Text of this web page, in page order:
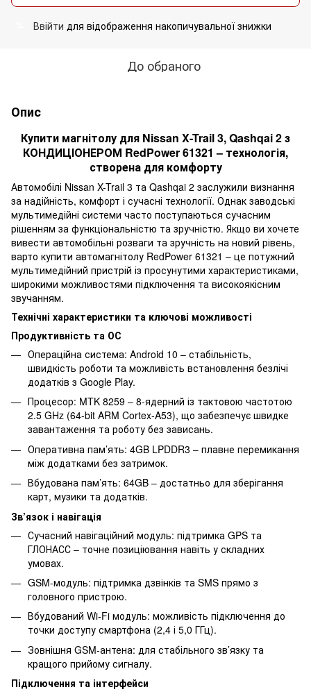
Ввійти для відображення накопичувальної знижки
До обраного
Опис
Купити магнітолу для Nissan X-Trail 3, Qashqai 2 з
КОНДИЦІОНЕРОМ RedPower 61321 – технологія,
створена для комфорту
Автомобілі Nissan X-Trail 3 та Qashqai 2 заслужили визнання
за надійність, комфорт і сучасні технології. Однак заводські
мультимедійні системи часто поступаються сучасним
рішенням за функціональністю та зручністю. Якщо ви хочете
вивести автомобільні розваги та зручність на новий рівень,
варто купити автомагнітолу RedPower 61321 – це потужний
мультимедійний пристрій із просунутими характеристиками,
широкими можливостями підключення та високоякісним
звучанням.
Технічні характеристики та ключові можливості
Продуктивність та ОС
Операційна система: Android 10 – стабільність,
швидкість роботи та можливість встановлення безлічі
додатків з Google Play.
Процесор: MTK 8259 – 8-ядерний із тактовою частотою
2.5 GHz (64-bit ARM Cortex-A53), що забезпечує швидке
завантаження та роботу без зависань.
Оперативна пам’ять: 4GB LPDDR3 – плавне перемикання
між додатками без затримок.
Вбудована пам’ять: 64GB – достатньо для зберігання
карт, музики та додатків.
Зв’язок і навігація
Сучасний навігаційний модуль: підтримка GPS та
ГЛОНАСС – точне позиціювання навіть у складних
умовах.
GSM-модуль: підтримка дзвінків та SMS прямо з
головного пристрою.
Вбудований Wi-Fi модуль: можливість підключення до
точки доступу смартфона (2,4 і 5,0 ГГц).
Зовнішня GSM-антена: для стабільного зв’язку та
кращого прийому сигналу.
Підключення та інтерфейси